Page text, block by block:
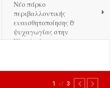
Νέο πάρκο
περιβαλλοντικής
ευαισθητοποίησης &
ψυχαγωγίας στην
Ηλιούπολη
1 of 3 PREVIOUS
NEXT